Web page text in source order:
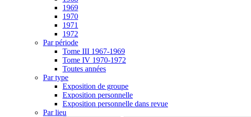
1969
1970
1971
1972
Par période
Tome III 1967-1969
Tome IV 1970-1972
Toutes années
Par type
Exposition de groupe
Exposition personnelle
Exposition personnelle dans revue
Par lieu